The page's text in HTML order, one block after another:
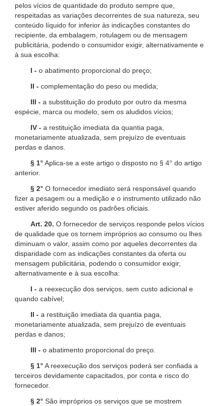
pelos vícios de quantidade do produto sempre que,
respeitadas as variações decorrentes de sua natureza, seu
conteúdo líquido for inferior às indicações constantes do
recipiente, da embalagem, rotulagem ou de mensagem
publicitária, podendo o consumidor exigir, alternativamente e
à sua escolha:
I - o abatimento proporcional do preço;
II - complementação do peso ou medida;
III - a substituição do produto por outro da mesma
espécie, marca ou modelo, sem os aludidos vícios;
IV - a restituição imediata da quantia paga,
monetariamente atualizada, sem prejuízo de eventuais
perdas e danos.
§ 1° Aplica-se a este artigo o disposto no § 4° do artigo
anterior.
§ 2° O fornecedor imediato será responsável quando
fizer a pesagem ou a medição e o instrumento utilizado não
estiver aferido segundo os padrões oficiais.
Art. 20. O fornecedor de serviços responde pelos vícios
de qualidade que os tornem impróprios ao consumo ou lhes
diminuam o valor, assim como por aqueles decorrentes da
disparidade com as indicações constantes da oferta ou
mensagem publicitária, podendo o consumidor exigir,
alternativamente e à sua escolha:
I - a reexecução dos serviços, sem custo adicional e
quando cabível;
II - a restituição imediata da quantia paga,
monetariamente atualizada, sem prejuízo de eventuais
perdas e danos;
III - o abatimento proporcional do preço.
§ 1° A reexecução dos serviços poderá ser confiada a
terceiros devidamente capacitados, por conta e risco do
fornecedor.
§ 2° São impróprios os serviços que se mostrem